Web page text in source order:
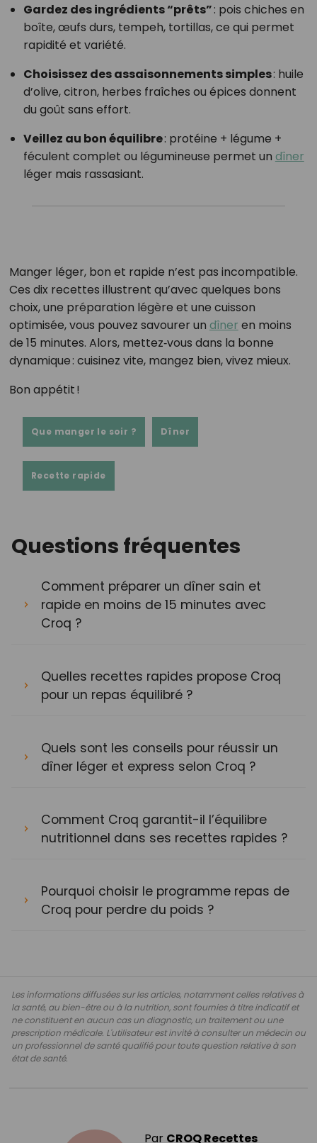
Gardez des ingrédients “prêts”: pois chiches en
boîte, œufs durs, tempeh, tortillas, ce qui permet
rapidité et variété.
Choisissez des assaisonnements simples: huile
d’olive, citron, herbes fraîches ou épices donnent
du goût sans effort.
Veillez au bon équilibre: protéine + légume +
féculent complet ou légumineuse permet un dîner
léger mais rassasiant.
Manger léger, bon et rapide n’est pas incompatible.
Ces dix recettes illustrent qu’avec quelques bons
choix, une préparation légère et une cuisson
optimisée, vous pouvez savourer un dîner en moins
de 15 minutes. Alors, mettez‑vous dans la bonne
dynamique : cuisinez vite, mangez bien, vivez mieux.
Bon appétit !
Que manger le soir ? Dîner
Recette rapide
Questions fréquentes
Comment préparer un dîner sain et
rapide en moins de 15 minutes avec
Croq ?
Quelles recettes rapides propose Croq
pour un repas équilibré ?
Quels sont les conseils pour réussir un
dîner léger et express selon Croq ?
Comment Croq garantit-il l’équilibre
nutritionnel dans ses recettes rapides ?
Pourquoi choisir le programme repas de
Croq pour perdre du poids ?
Les informations diffusées sur les articles, notamment celles relatives à
la santé, au bien-être ou à la nutrition, sont fournies à titre indicatif et
ne constituent en aucun cas un diagnostic, un traitement ou une
prescription médicale. L'utilisateur est invité à consulter un médecin ou
un professionnel de santé qualifié pour toute question relative à son
état de santé.
Par CROQ Recettes